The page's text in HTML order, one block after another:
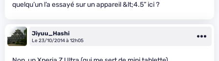
quelqu’un l’a essayé sur un appareil &lt;4.5” ici ?
Jiyuu_Hashi
Le 23/10/2014 à 12h05